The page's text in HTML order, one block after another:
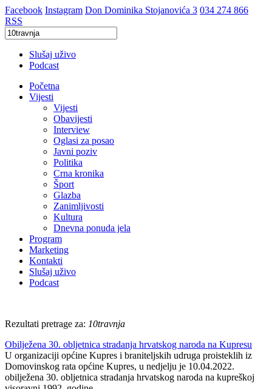
Facebook Instagram Don Dominika Stojanovića 3 034 274 866
RSS
Slušaj uživo
Podcast
Početna
Vijesti
Vijesti
Obavijesti
Interview
Oglasi za posao
Javni poziv
Politika
Crna kronika
Šport
Glazba
Zanimljivosti
Kultura
Dnevna ponuda jela
Program
Marketing
Kontakti
Slušaj uživo
Podcast
Rezultati pretrage za: 10travnja
Obilježena 30. obljetnica stradanja hrvatskog naroda na Kupresu
U organizaciji općine Kupres i braniteljskih udruga proisteklih iz
Domovinskog rata općine Kupres, u nedjelju je 10.04.2022.
obilježena 30. obljetnica stradanja hrvatskog naroda na kupreškoj